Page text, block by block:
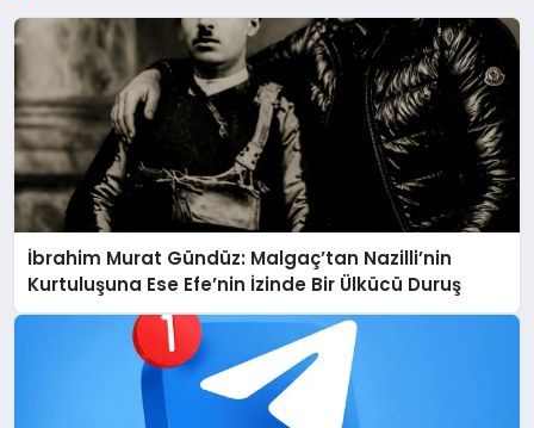
İbrahim Murat Gündüz: Malgaç’tan Nazilli’nin
Kurtuluşuna Ese Efe’nin İzinde Bir Ülkücü Duruş